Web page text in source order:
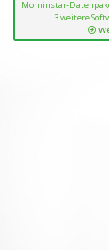
Morninstar-
3 weitere